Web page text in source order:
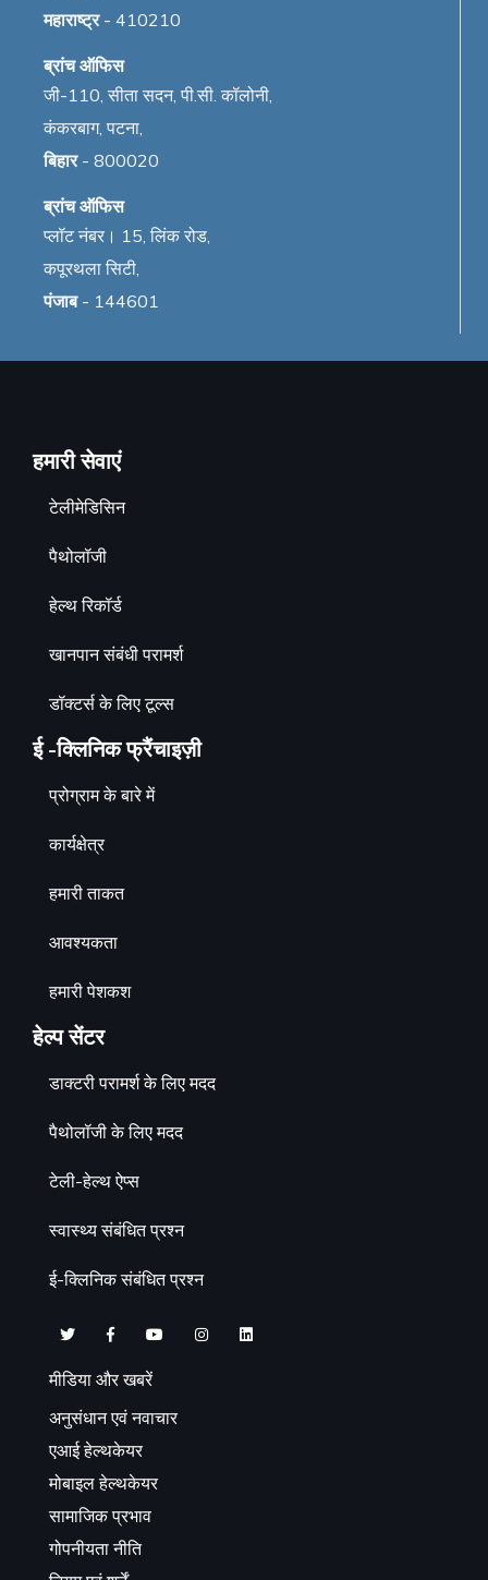
महाराष्ट्र- 410210
ब्रांच ऑफिस
जी-110, सीता सदन, पी.सी. कॉलोनी,
कंकरबाग, पटना,
बिहार- 800020
ब्रांच ऑफिस
प्लॉट नंबर। 15, लिंक रोड,
कपूरथला सिटी,
पंजाब- 144601
हमारी सेवाएं
टेलीमेडिसिन
पैथोलॉजी
हेल्थ रिकॉर्ड
खानपान संबंधी परामर्श
डॉक्टर्स के लिए टूल्स
ई -क्लिनिक फ्रैंचाइज़ी
प्रोग्राम के बारे में
कार्यक्षेत्र
हमारी ताकत
आवश्यकता
हमारी पेशकश
हेल्प सेंटर
डाक्टरी परामर्श के लिए मदद
पैथोलॉजी के लिए मदद
टेली-हेल्थ ऐप्स
स्वास्थ्य संबंधित प्रश्न
ई-क्लिनिक संबंधित प्रश्न
मीडिया और खबरें
अनुसंधान एवं नवाचार
एआई हेल्थकेयर
मोबाइल हेल्थकेयर
सामाजिक प्रभाव
गोपनीयता नीति